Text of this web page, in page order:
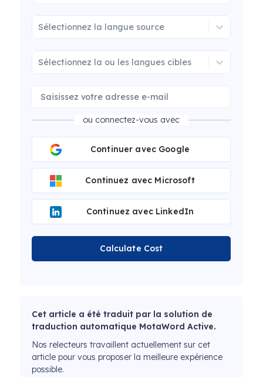
Sélectionnez la langue source
Sélectionnez la ou les langues cibles
ou connectez-vous avec
Continuer avec Google
Continuez avec Microsoft
Continuez avec LinkedIn
Calculate Cost
Cet article a été traduit par la solution de
traduction automatique MotaWord Active.
Nos relecteurs travaillent actuellement sur cet
article pour vous proposer la meilleure expérience
possible.